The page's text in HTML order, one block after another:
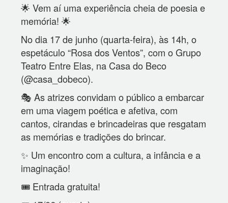
🌟 Vem aí uma experiência cheia de poesia e
memória! 🌟
No dia 17 de junho (quarta-feira), às 14h, o
espetáculo “Rosa dos Ventos”, com o Grupo
Teatro Entre Elas, na Casa do Beco
(@casa_dobeco).
🎭 As atrizes convidam o público a embarcar
em uma viagem poética e afetiva, com
cantos, cirandas e brincadeiras que resgatam
as memórias e tradições do brincar.
✨ Um encontro com a cultura, a infância e a
imaginação!
🎟️ Entrada gratuita!